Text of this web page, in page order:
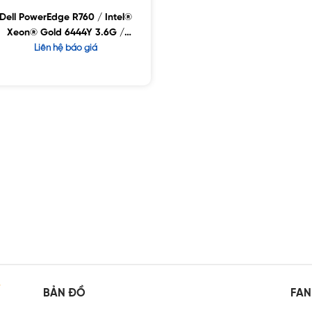
Dell PowerEdge R760 / Intel®
Xeon® Gold 6444Y 3.6G /
32GB RDIMM / 8×2.5″ Chassis
Liên hệ báo giá
BẢN ĐỒ